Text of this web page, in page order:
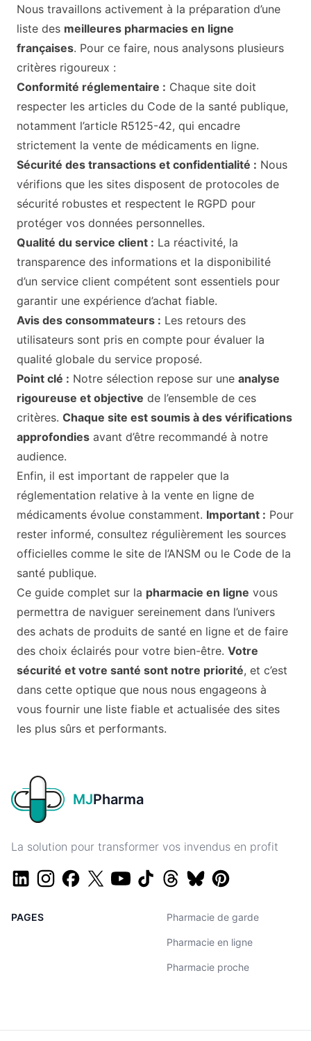
Nous travaillons activement à la préparation d’une
liste des meilleures pharmacies en ligne
françaises. Pour ce faire, nous analysons plusieurs
critères rigoureux :
Conformité réglementaire : Chaque site doit
respecter les articles du Code de la santé publique,
notamment l’article R5125-42, qui encadre
strictement la vente de médicaments en ligne.
Sécurité des transactions et confidentialité : Nous
vérifions que les sites disposent de protocoles de
sécurité robustes et respectent le RGPD pour
protéger vos données personnelles.
Qualité du service client : La réactivité, la
transparence des informations et la disponibilité
d’un service client compétent sont essentiels pour
garantir une expérience d’achat fiable.
Avis des consommateurs : Les retours des
utilisateurs sont pris en compte pour évaluer la
qualité globale du service proposé.
Point clé : Notre sélection repose sur une analyse
rigoureuse et objective de l’ensemble de ces
critères. Chaque site est soumis à des vérifications
approfondies avant d’être recommandé à notre
audience.
Enfin, il est important de rappeler que la
réglementation relative à la vente en ligne de
médicaments évolue constamment. Important : Pour
rester informé, consultez régulièrement les sources
officielles comme le site de l’ANSM ou le Code de la
santé publique.
Ce guide complet sur la pharmacie en ligne vous
permettra de naviguer sereinement dans l’univers
des achats de produits de santé en ligne et de faire
des choix éclairés pour votre bien-être. Votre
sécurité et votre santé sont notre priorité, et c’est
dans cette optique que nous nous engageons à
vous fournir une liste fiable et actualisée des sites
les plus sûrs et performants.
MJPharma
La solution pour transformer vos invendus en profit
PAGES Pharmacie de garde
Pharmacie en ligne
Pharmacie proche